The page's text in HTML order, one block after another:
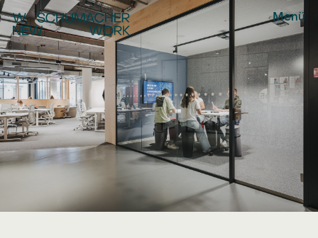
Leistungen
Organisation
Consulting
Planning
Supply
Projekte
Über uns
Kontakt
Menü